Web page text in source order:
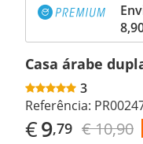
Casa árabe
3
Referência:
€9,79 € 10,90